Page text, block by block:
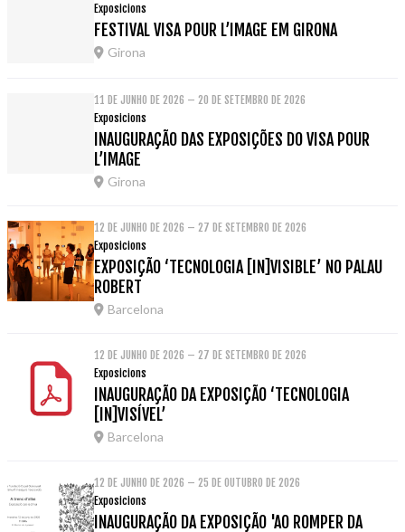
Exposicions
FESTIVAL VISA POUR L’IMAGE EM GIRONA
Girona
11 DE JUNHO DE 2026 – 20 DE SETEMBRO DE 2026
Exposicions
INAUGURAÇÃO DAS EXPOSIÇÕES DO VISA POUR
L’IMAGE
Girona
12 DE JUNHO DE 2026 – 27 DE SETEMBRO DE 2026
Exposicions
EXPOSIÇÃO ‘TECNOLOGIA [IN]VISIBLE’ NO PALAU
ROBERT
Barcelona
12 DE JUNHO DE 2026 – 27 DE SETEMBRO DE 2026
Exposicions
INAUGURAÇÃO DA EXPOSIÇÃO ‘TECNOLOGIA
[IN]VISÍVEL’
Barcelona
12 DE JUNHO DE 2026 – 25 DE OUTUBRO DE 2026
Exposicions
INAUGURAÇÃO DA EXPOSIÇÃO 'AO ROMPER DA